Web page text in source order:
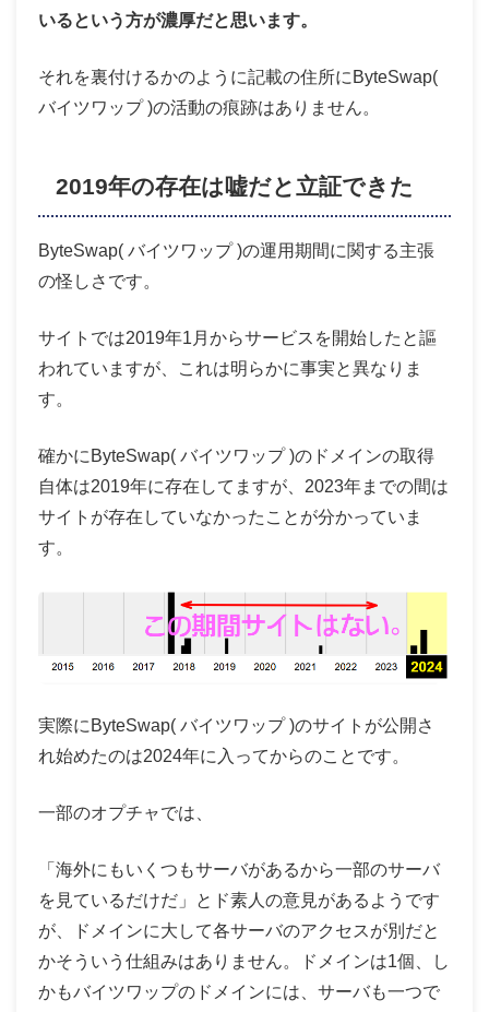
いるという方が濃厚だと思います。
それを裏付けるかのように記載の住所にByteSwap(
バイツワップ )の活動の痕跡はありません。
2019年の存在は嘘だと立証できた
ByteSwap( バイツワップ )の運用期間に関する主張
の怪しさです。
サイトでは2019年1月からサービスを開始したと謳
われていますが、これは明らかに事実と異なりま
す。
確かにByteSwap( バイツワップ )のドメインの取得
自体は2019年に存在してますが、2023年までの間は
サイトが存在していなかったことが分かっていま
す。
実際にByteSwap( バイツワップ )のサイトが公開さ
れ始めたのは2024年に入ってからのことです。
一部のオプチャでは、
「海外にもいくつもサーバがあるから一部のサーバ
を見ているだけだ」とド素人の意見があるようです
が、ドメインに大して各サーバのアクセスが別だと
かそういう仕組みはありません。ドメインは1個、し
かもバイツワップのドメインには、サーバも一つで